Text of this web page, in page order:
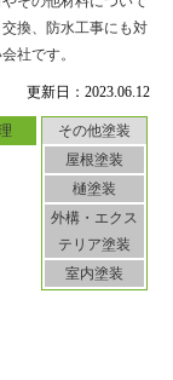
更新日：2023.06.12
その他塗装
屋根塗装
樋塗装
外構・エクス
テリア塗装
室内塗装
換、防水工事にも対
社です。